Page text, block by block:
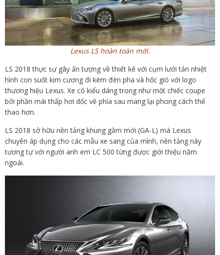
Lexus LS hoàn toàn mới.
LS 2018 thực sự gây ấn tượng về thiết kế với cụm lưới tản nhiệt
hình con suốt kim cương đi kèm đèn pha và hốc gió với logo
thương hiệu Lexus. Xe có kiểu dáng trong như một chiếc coupe
bởi phần mái thấp hơi dốc về phía sau mang lại phong cách thể
thao hơn.
LS 2018 sở hữu nền tảng khung gầm mới (GA-L) mà Lexus
chuyên áp dụng cho các mẫu xe sang của mình, nền tảng này
tương tự với người anh em LC 500 từng được giới thiệu năm
ngoái.